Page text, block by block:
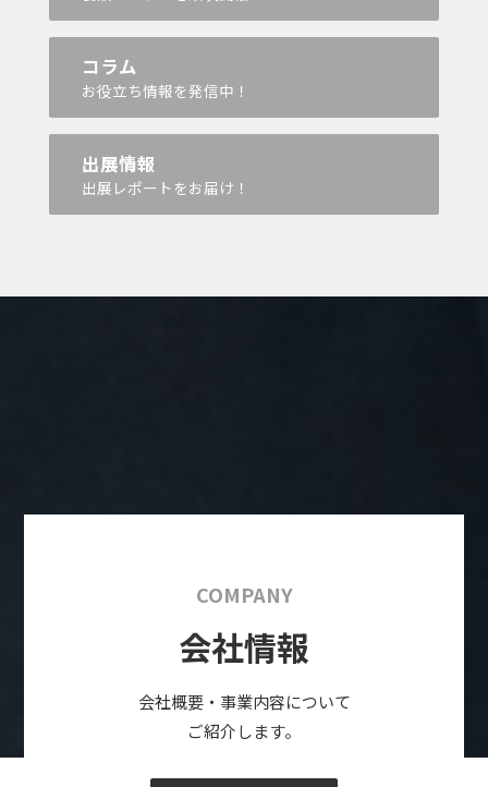
コラム
お役立ち情報を発信中！
出展情報
出展レポートをお届け！
COMPANY
会社情報
会社概要・事業内容について
ご紹介します。